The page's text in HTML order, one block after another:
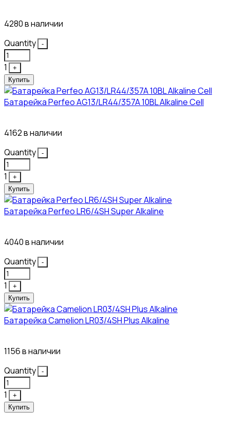
4280 в наличии
Quantity
-
1
+
Купить
Батарейка Perfeo AG13/LR44/357A 10BL Alkaline Cell
4162 в наличии
Quantity
-
1
+
Купить
Батарейка Perfeo LR6/4SH Super Alkaline
4040 в наличии
Quantity
-
1
+
Купить
Батарейка Camelion LR03/4SH Plus Alkaline
1156 в наличии
Quantity
-
1
+
Купить